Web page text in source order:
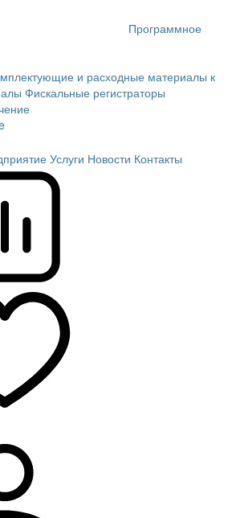
Программное
и расходные материалы к
Фискальные регистраторы
Услуги Новости Контакты